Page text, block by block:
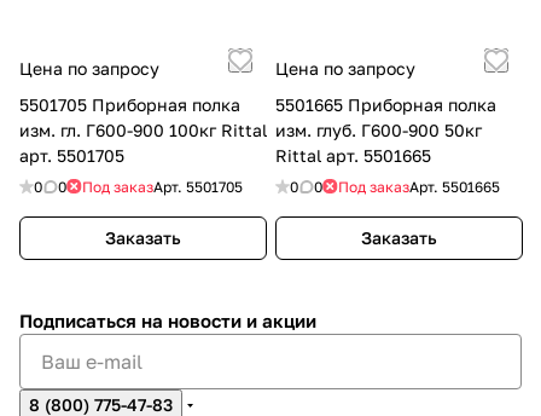
Цена по запросу
5501705 Приборная полка
изм. гл. Г600-900 100кг Rittal
арт. 5501705
0 0 Под заказАрт. 5501705
Заказать
Цена по запросу
5501665 Приборная полка
изм. глуб. Г600-900 50кг
Rittal арт. 5501665
0 0 Под заказАрт. 5501665
Заказать
Подписаться на новости и акции
8 (800) 775-47-83